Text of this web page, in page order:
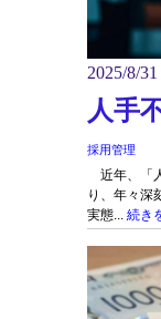
2025/8/31
人手
採用管理
近年、「
り、年々深
実態... 続き